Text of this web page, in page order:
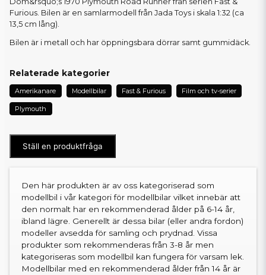
Furious. Bilen är en samlarmodell från Jada Toys i skala 1:32 (ca
13,5 cm lång).
Bilen är i metall och har öppningsbara dörrar samt gummidäck.
Relaterade kategorier
Amerikanare Modellbilar Fast & Furious Film och tv-serier
Plymouth
Ställ en produktfråga
Den här produkten är av oss kategoriserad som
modellbil i vår kategori för modellbilar vilket innebär att
den normalt har en rekommenderad ålder på 6-14 år,
ibland lägre. Generellt är dessa bilar (eller andra fordon)
modeller avsedda för samling och prydnad. Vissa
produkter som rekommenderas från 3-8 år men
kategoriseras som modellbil kan fungera för varsam lek.
Modellbilar med en rekommenderad ålder från 14 år är